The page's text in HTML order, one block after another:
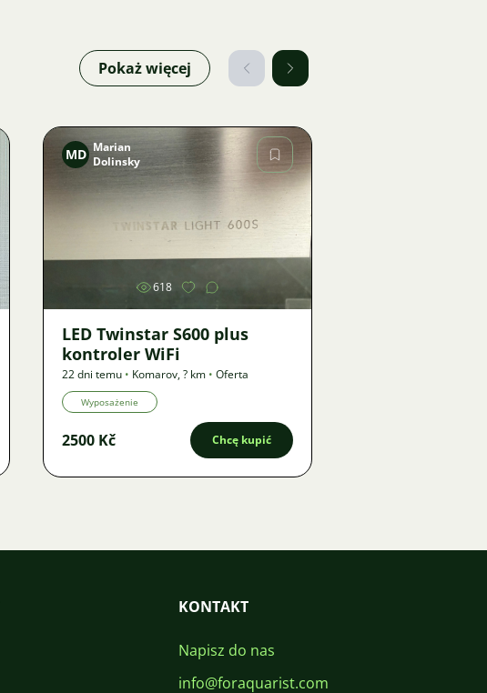
Pokaż więcej
Zdjęcie
MD Marian
Dolinsky
618
LED Twinstar S600 plus
kontroler WiFi
22 dni temu • Komarov,? km • Oferta
Wyposażenie
2500 Kč Chcę kupić
KONTAKT
Napisz do nas
info@foraquarist.com